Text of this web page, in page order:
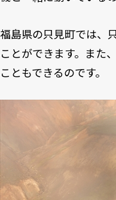
福島県の只見町では、
ことができます。また
こともできるのです。